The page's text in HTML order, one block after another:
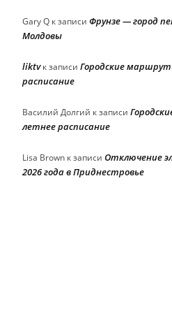
Gary Q к записи Фрунзе — город
Молдовы
liktvк записи Городские
расписание
Василий Долгий к записи
летнее расписание
Lisa Brown к записи Отключение
2026 года в Приднестровье